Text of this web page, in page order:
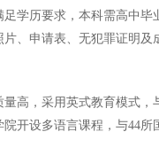
学历要求，本科需高中
、申请表、无犯罪证明
高，采用英式教育模式
开设多语言课程，与44